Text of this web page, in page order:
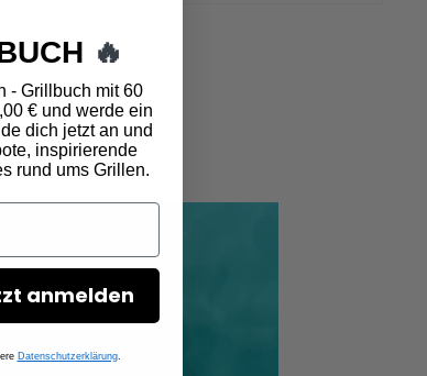
🔥
- Grillbuch mit 60
€ und werde ein
dich jetzt an und
inspirierende
rund ums Grillen.
anmelden
Datenschutzerklärung.